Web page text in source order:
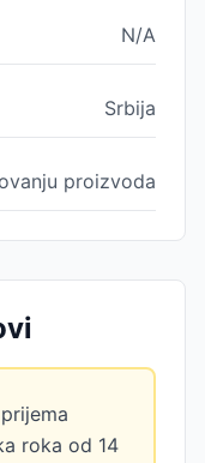
N/A
Srbija
proizvoda
roka od 14